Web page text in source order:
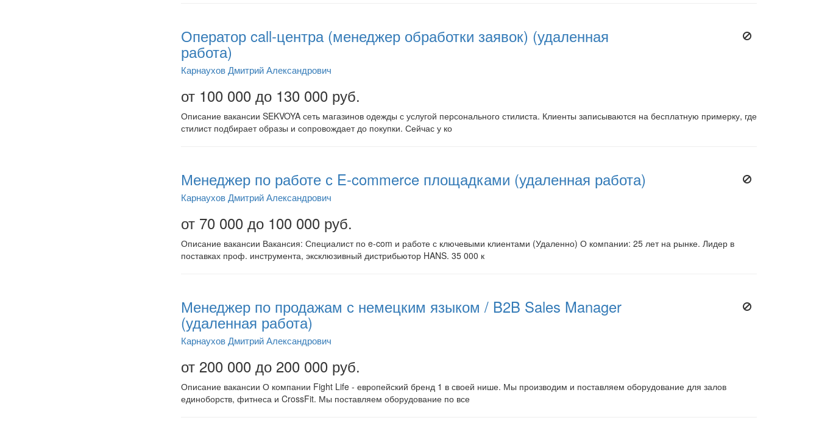
Оператор call-центра (менеджер обработки заявок) (удаленная
работа)
Карнаухов Дмитрий Александрович
от 100 000 до 130 000 руб.
Описание вакансии SEKVOYA сеть магазинов одежды с услугой персонального стилиста. Клиенты записываются на бесплатную примерку, где
стилист подбирает образы и сопровождает до покупки. Сейчас у ко
Менеджер по работе с E-commerce площадками (удаленная работа)
Карнаухов Дмитрий Александрович
от 70 000 до 100 000 руб.
Описание вакансии Вакансия: Специалист по e-com и работе с ключевыми клиентами (Удаленно) О компании: 25 лет на рынке. Лидер в
поставках проф. инструмента, эксклюзивный дистрибьютор HANS. 35 000 к
Менеджер по продажам с немецким языком / B2B Sales Manager
(удаленная работа)
Карнаухов Дмитрий Александрович
от 200 000 до 200 000 руб.
Описание вакансии О компании Fight Life - европейский бренд 1 в своей нише. Мы производим и поставляем оборудование для залов
единоборств, фитнеса и CrossFit. Мы поставляем оборудование по все